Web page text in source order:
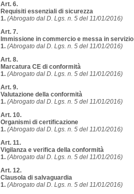
Art. 6.
Requisiti essenziali di sicurezza
1. (Abrogato dal D. Lgs. n. 5 del 11/01/2016)
Art. 7.
Immissione in commercio e messa in servizio
1. (Abrogato dal D. Lgs. n. 5 del 11/01/2016)
Art. 8.
Marcatura CE di conformità
1. (Abrogato dal D. Lgs. n. 5 del 11/01/2016)
Art. 9.
Valutazione della conformità
1. (Abrogato dal D. Lgs. n. 5 del 11/01/2016)
Art. 10.
Organismi di certificazione
1. (Abrogato dal D. Lgs. n. 5 del 11/01/2016)
Art. 11.
Vigilanza e verifica della conformità
1. (Abrogato dal D. Lgs. n. 5 del 11/01/2016)
Art. 12.
Clausola di salvaguardia
1. (Abrogato dal D. Lgs. n. 5 del 11/01/2016)